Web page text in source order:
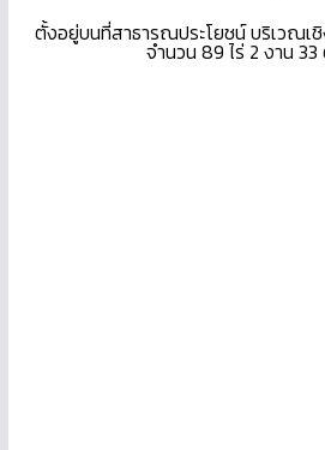
ตั้งอยู่บนที่สาธารณประโยชน์ บริเวณเชิ
จำนวน 89 ไร่ 2 งาน 33